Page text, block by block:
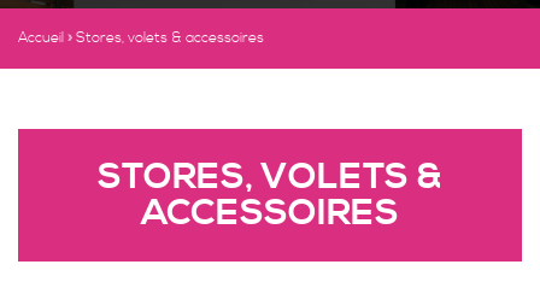
Véranda contemporaine
Créations originales
Pergolas & Pergolounge
Pergola classique
PergoLounge
Pergola photovoltaïque
PORTAILS
& GARDE-CORPS
Portails & garde-corps
Portails
Garde-corps
& ACCESSOIRES
Stores, volets & accessoires
Stores intérieurs
FERMETURES
Accueil » Stores, volets & accessoires
STORES, VOLETS &
ACCESSOIRES